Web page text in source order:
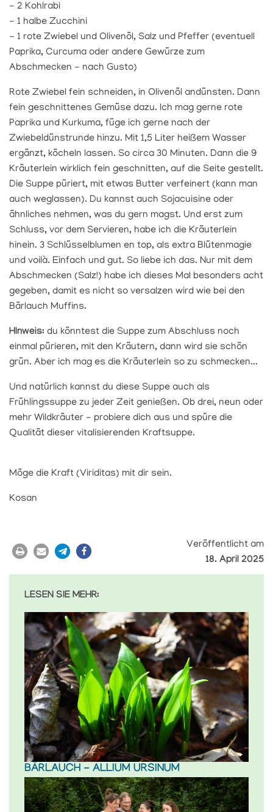
- 2 Kohlrabi
- 1 halbe Zucchini
- 1 rote Zwiebel und Olivenöl, Salz und Pfeffer (eventuell
Paprika, Curcuma oder andere Gewürze zum
Abschmecken - nach Gusto)
Rote Zwiebel fein schneiden, in Olivenöl andünsten. Dann
fein geschnittenes Gemüse dazu. Ich mag gerne rote
Paprika und Kurkuma, füge ich gerne nach der
Zwiebeldünstrunde hinzu. Mit 1,5 Liter heißem Wasser
ergänzt, köcheln lassen. So circa 30 Minuten. Dann die 9
Kräuterlein wirklich fein geschnitten, auf die Seite gestellt.
Die Suppe püriert, mit etwas Butter verfeinert (kann man
auch weglassen). Du kannst auch Sojacuisine oder
ähnliches nehmen, was du gern magst. Und erst zum
Schluss, vor dem Servieren, habe ich die Kräuterlein
hinein. 3 Schlüsselblumen en top, als extra Blütenmagie
und voilà. Einfach und gut. So liebe ich das. Nur mit dem
Abschmecken (Salz!) habe ich dieses Mal besonders acht
gegeben, damit es nicht so versalzen wird wie bei den
Bärlauch Muffins.
HInweis: du könntest die Suppe zum Abschluss noch
einmal pürieren, mit den Kräutern, dann wird sie schön
grün. Aber ich mag es die Kräuterlein so zu schmecken...
Und natürlich kannst du diese Suppe auch als
Frühlingssuppe zu jeder Zeit genießen. Ob drei, neun oder
mehr Wildkräuter - probiere dich aus und spüre die
Qualität dieser vitalisierenden Kraftsuppe.
Möge die Kraft (Viriditas) mit dir sein.
Kosan
Veröffentlicht am
18. April 2025
LESEN SIE MEHR:
BÄRLAUCH - ALLIUM URSINUM